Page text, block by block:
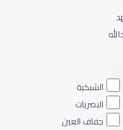
الشبكية
البصريات
جفاف العين